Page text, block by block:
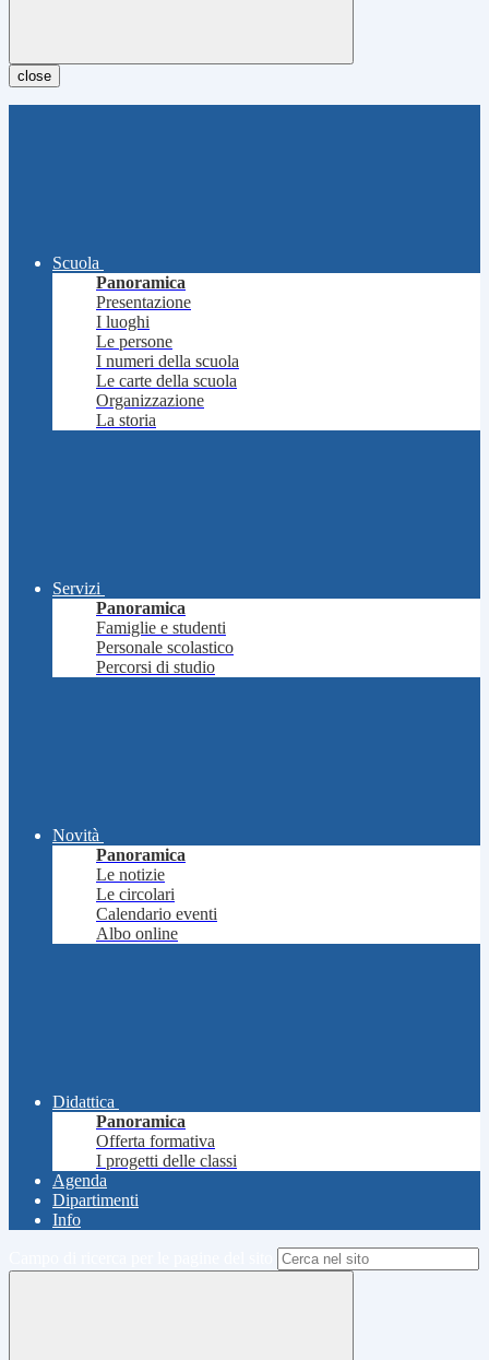
close
Scuola
Panoramica
Presentazione
I luoghi
Le persone
I numeri della scuola
Le carte della scuola
Organizzazione
La storia
Servizi
Panoramica
Famiglie e studenti
Personale scolastico
Percorsi di studio
Novità
Panoramica
Le notizie
Le circolari
Calendario eventi
Albo online
Didattica
Panoramica
Offerta formativa
I progetti delle classi
Agenda
Dipartimenti
Info